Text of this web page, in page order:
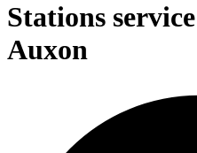
Stations
Auxon